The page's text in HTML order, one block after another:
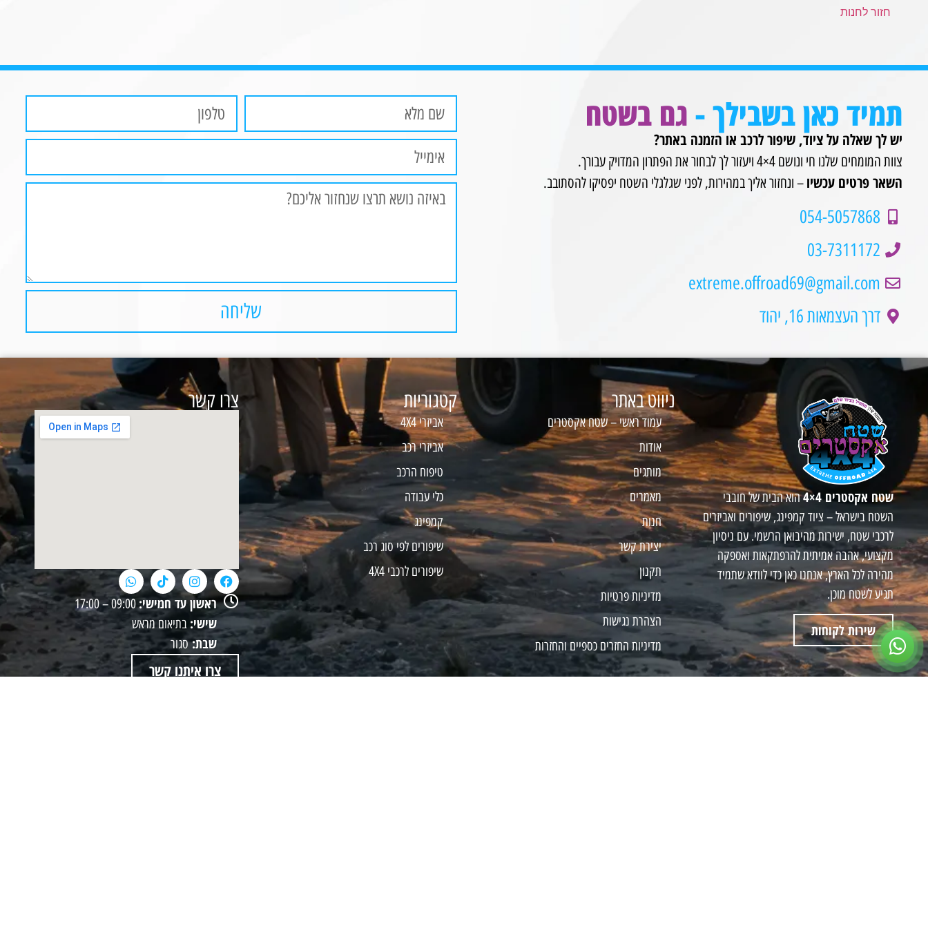
חזור לחנות
תמיד כאן בשבילך -גם בשטח
יש לך שאלה על ציוד, שיפור לרכב או הזמנה באתר?
צוות המומחים שלנו חי ונושם 4×4 ויעזור לך לבחור את הפתרון המדויק עבורך.
השאר פרטים עכשיו – ונחזור אליך במהירות, לפני שגלגלי השטח יפסיקו להסתובב.
054-5057868
03-7311172
extreme.offroad69@gmail.com
דרך העצמאות 16, יהוד
שליחה
שטח אקסטרים 4×4
הוא הבית של חובבי
השטח בישראל – ציוד קמפינג, שיפורים ואביזרים
לרכבי שטח, ישירות מהיבואן הרשמי. עם ניסיון
מקצועי, אהבה אמיתית להרפתקאות ואספקה
מהירה לכל הארץ, אנחנו כאן כדי לוודא שתמיד
תגיע לשטח מוכן.
שירות לקוחות
ניווט באתר
עמוד ראשי – שטח אקסטרים
אודות
מותגים
מאמרים
חנות
יצירת קשר
תקנון
מדיניות פרטיות
הצהרת נגישות
מדיניות החזרים כספיים והחזרות
קטגוריות
אביזרי 4X4
אביזרי רכב
טיפוח הרכב
כלי עבודה
קמפינג
שיפורים לפי סוג רכב
שיפורים לרכבי 4X4
צרו קשר
ראשון עד חמישי:09:00 – 17:00
שישי: בתיאום מראש
שבת:סגור
צרו איתנו קשר